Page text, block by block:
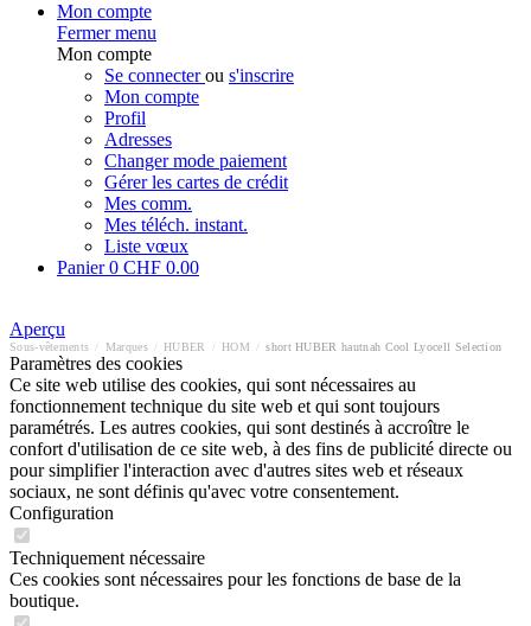
Mon compte
Fermer menu
Mon compte
Se connecterou s'inscrire
Mon compte
Profil
Adresses
Changer mode paiement
Gérer les cartes de crédit
Mes comm.
Mes téléch. instant.
Liste vœux
Panier0 CHF 0.00
Aperçu
Sous-vêtements Marques HUBER HOM short HUBER hautnah Cool Lyocell Selection
Paramètres des cookies
Ce site web utilise des cookies, qui sont nécessaires au
fonctionnement technique du site web et qui sont toujours
paramétrés. Les autres cookies, qui sont destinés à accroître le
confort d'utilisation de ce site web, à des fins de publicité directe ou
pour simplifier l'interaction avec d'autres sites web et réseaux
sociaux, ne sont définis qu'avec votre consentement.
Configuration
Techniquement nécessaire
Ces cookies sont nécessaires pour les fonctions de base de la
boutique.